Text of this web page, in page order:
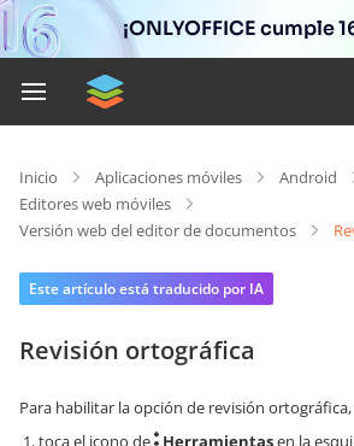
¡ONLYOFFICE cumple
Inicio Aplicaciones móviles
Android
Editores web móviles
Versión web del editor de documentos
Este artículo está traducido por IA
Revisión ortográfica
Para habilitar la opción de revisión ortográfica,
toca el icono de
Herramientasen la